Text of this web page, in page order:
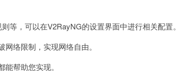
，可以在V2RayNG的设置界面中进行相关配置。
络限制，实现网络自由。
帮助您实现。